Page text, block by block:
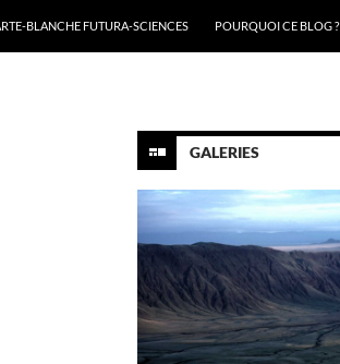
BLANCHE FUTURA-SCIENCES
POURQUOI CE BLOG ?
GALERIES